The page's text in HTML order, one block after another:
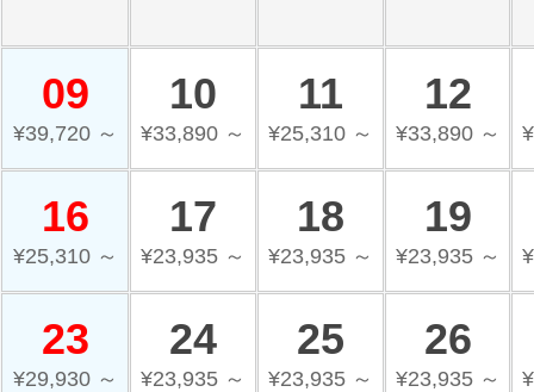
09
¥39,720 ～
10
¥33,890 ～
11
¥25,310 ～
12
¥33,890 ～
16
¥25,310 ～
17
¥23,935 ～
18
¥23,935 ～
19
¥23,935 ～
23
¥29,930 ～
24
¥23,935 ～
25
¥23,935 ～
26
¥23,935 ～